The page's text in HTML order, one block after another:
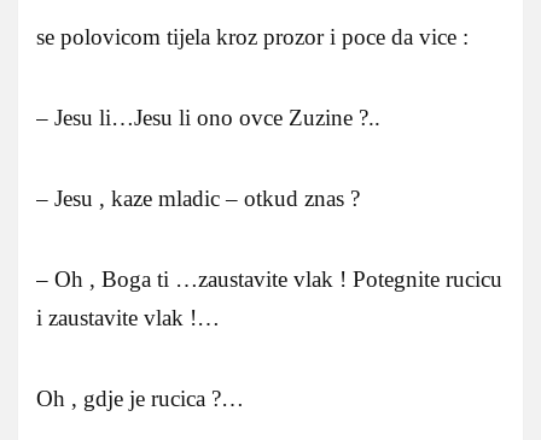
se polovicom tijela kroz prozor i poce da vice :
– Jesu li…Jesu li ono ovce Zuzine ?..
– Jesu , kaze mladic – otkud znas ?
– Oh , Boga ti …zaustavite vlak ! Potegnite rucicu
i zaustavite vlak !…
Oh , gdje je rucica ?…